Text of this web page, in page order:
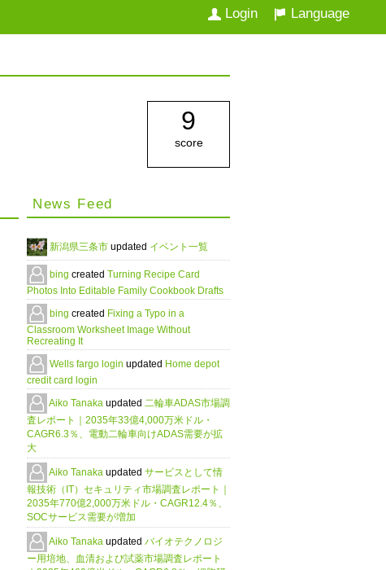
Language
Login
9
score
News Feed
新潟県三条市 updated イベント一覧
bing created Turning Recipe Card
Photos Into Editable Family Cookbook Drafts
bing created Fixing a Typo in a
Classroom Worksheet Image Without
Recreating It
Wells fargo login updated Home depot
credit card login
Aiko Tanaka updated 二輪車ADAS市場調
査レポート｜2035年33億4,000万米ドル・
CAGR6.3％、電動二輪車向けADAS需要が拡
大
Aiko Tanaka updated サービスとして情
報技術（IT）セキュリティ市場調査レポート｜
2035年770億2,000万米ドル・CAGR12.4％、
SOCサービス需要が増加
Aiko Tanaka updated バイオテクノロジ
ー用培地、血清および試薬市場調査レポート